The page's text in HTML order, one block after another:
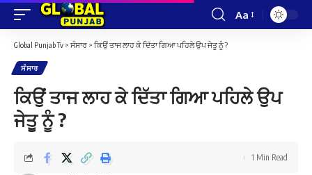
Font
Aa
Global Punjab Tv > ਸੰਸਾਰ > ਕਿਉਂ ਤਾਜ ਲਾਹ ਕੇ ਦਿੱਤਾ ਗਿਆ ਪਹਿਲੇ ਉਪ ਜੇਤੂ ਨੂੰ ?
ਸੰਸਾਰ
ਕਿਉਂ ਤਾਜ ਲਾਹ ਕੇ ਦਿੱਤਾ ਗਿਆ ਪਹਿਲੇ ਉਪ
ਜੇਤੂ ਨੂੰ ?
1 Min Read